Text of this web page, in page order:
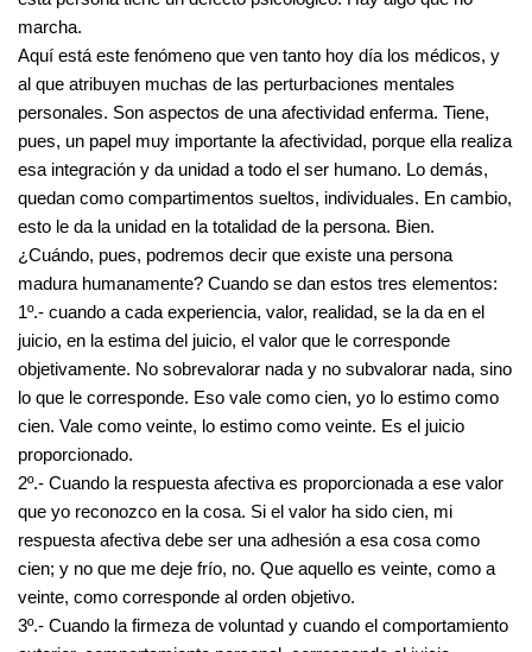
marcha.
Aquí está este fenómeno que ven tanto hoy día los médicos, y
al que atribuyen muchas de las perturbaciones mentales
personales. Son aspectos de una afectividad enferma. Tiene,
pues, un papel muy importante la afectividad, porque ella realiza
esa integración y da unidad a todo el ser humano. Lo demás,
quedan como compartimentos sueltos, individuales. En cambio,
esto le da la unidad en la totalidad de la persona. Bien.
¿Cuándo, pues, podremos decir que existe una persona
madura humanamente? Cuando se dan estos tres elementos:
1º.- cuando a cada experiencia, valor, realidad, se la da en el
juicio, en la estima del juicio, el valor que le corresponde
objetivamente. No sobrevalorar nada y no subvalorar nada, sino
lo que le corresponde. Eso vale como cien, yo lo estimo como
cien. Vale como veinte, lo estimo como veinte. Es el juicio
proporcionado.
2º.- Cuando la respuesta afectiva es proporcionada a ese valor
que yo reconozco en la cosa. Si el valor ha sido cien, mi
respuesta afectiva debe ser una adhesión a esa cosa como
cien; y no que me deje frío, no. Que aquello es veinte, como a
veinte, como corresponde al orden objetivo.
3º.- Cuando la firmeza de voluntad y cuando el comportamiento